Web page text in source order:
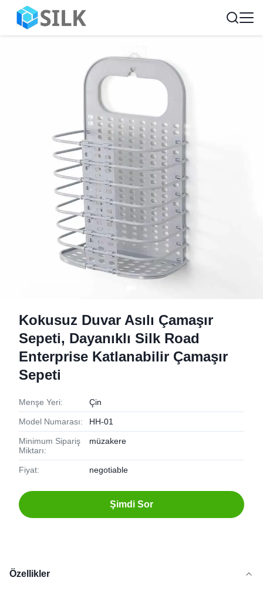
Kokusuz Duvar Asılı Çamaşır
Sepeti, Dayanıklı Silk Road
Enterprise Katlanabilir Çamaşır
Sepeti
Menşe Yeri: Çin
Model Numarası: HH-01
Minimum Sipariş
Miktarı:
müzakere
Fiyat: negotiable
Şimdi Sor
Özellikler